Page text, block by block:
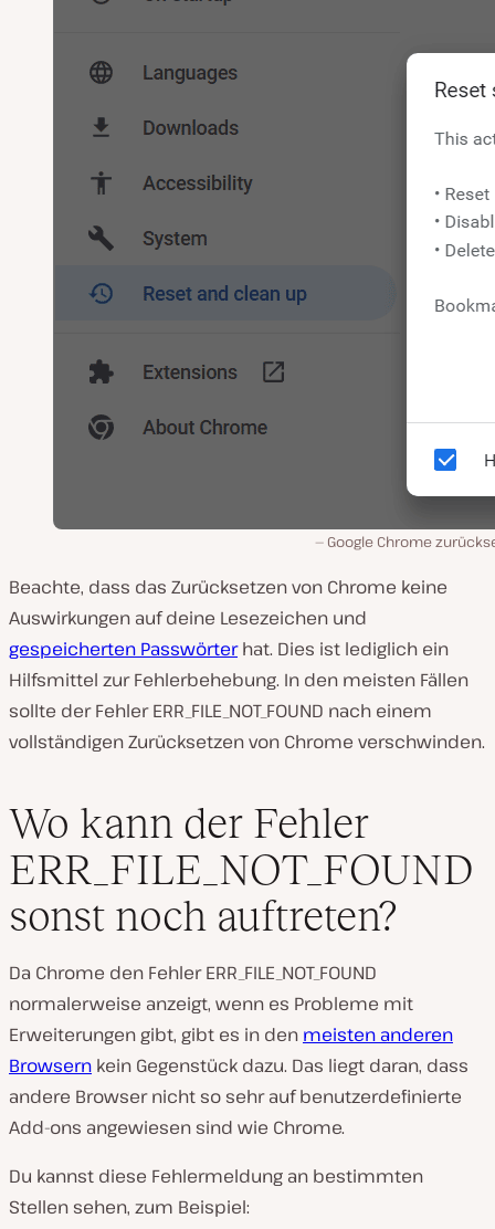
Google Chrome
Beachte, dass das Zurücksetzen von Chrome keine
Auswirkungen auf deine Lesezeichen und
gespeicherten Passwörterhat. Dies ist lediglich ein
Hilfsmittel zur Fehlerbehebung. In den meisten Fällen
sollte der Fehler ERR_FILE_NOT_FOUND nach einem
vollständigen Zurücksetzen von Chrome verschwinden.
Wo kann der Fehler
ERR_FILE_NOT_FOUND
sonst noch auftreten?
Da Chrome den Fehler ERR_FILE_NOT_FOUND
normalerweise anzeigt, wenn es Probleme mit
Erweiterungen gibt, gibt es in den meisten anderen
Browsern kein Gegenstück dazu. Das liegt daran, dass
andere Browser nicht so sehr auf benutzerdefinierte
Add-ons angewiesen sind wie Chrome.
Du kannst diese Fehlermeldung an bestimmten
Stellen sehen, zum Beispiel: